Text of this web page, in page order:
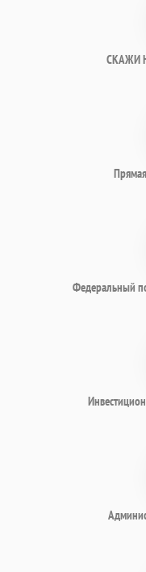
СКАЖИ
Федеральный